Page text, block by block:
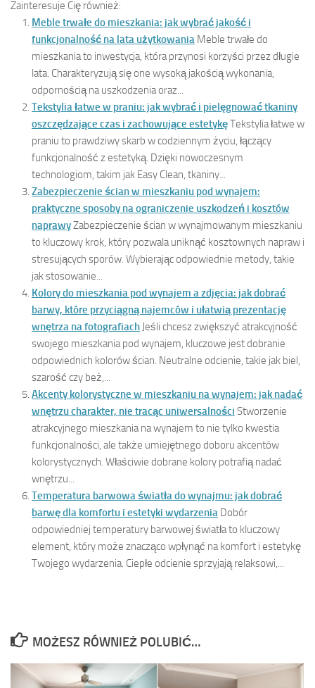
Zainteresuje Cię również:
Meble trwałe do mieszkania: jak wybrać jakość i
funkcjonalność na lata użytkowania Meble trwałe do
mieszkania to inwestycja, która przynosi korzyści przez długie
lata. Charakteryzują się one wysoką jakością wykonania,
odpornością na uszkodzenia oraz...
Tekstylia łatwe w praniu: jak wybrać i pielęgnować tkaniny
oszczędzające czas i zachowujące estetykęTekstylia łatwe w
praniu to prawdziwy skarb w codziennym życiu, łączący
funkcjonalność z estetyką. Dzięki nowoczesnym
technologiom, takim jak Easy Clean, tkaniny...
Zabezpieczenie ścian w mieszkaniu pod wynajem:
praktyczne sposoby na ograniczenie uszkodzeń i kosztów
naprawyZabezpieczenie ścian w wynajmowanym mieszkaniu
to kluczowy krok, który pozwala uniknąć kosztownych napraw i
stresujących sporów. Wybierając odpowiednie metody, takie
jak stosowanie...
Kolory do mieszkania pod wynajem a zdjęcia: jak dobrać
barwy, które przyciągną najemców i ułatwią prezentację
wnętrza na fotografiach Jeśli chcesz zwiększyć atrakcyjność
swojego mieszkania pod wynajem, kluczowe jest dobranie
odpowiednich kolorów ścian. Neutralne odcienie, takie jak biel,
szarość czy beż,...
Akcenty kolorystyczne w mieszkaniu na wynajem: jak nadać
wnętrzu charakter, nie tracąc uniwersalności Stworzenie
atrakcyjnego mieszkania na wynajem to nie tylko kwestia
funkcjonalności, ale także umiejętnego doboru akcentów
kolorystycznych. Właściwie dobrane kolory potrafią nadać
wnętrzu...
Temperatura barwowa światła do wynajmu: jak dobrać
barwę dla komfortu i estetyki wydarzenia Dobór
odpowiedniej temperatury barwowej światła to kluczowy
element, który może znacząco wpłynąć na komfort i estetykę
Twojego wydarzenia. Ciepłe odcienie sprzyjają relaksowi,...
MOŻESZ RÓWNIEŻ POLUBIĆ…